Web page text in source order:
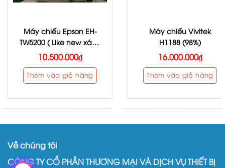
Máy chiếu Epson EH-
TW5200 ( Like new xách
tay)
10.500.000₫
Thêm vào giỏ hàng
Máy chiếu Vivitek
H1188 (98%)
16.000.000₫
Thêm vào giỏ hàng
Về chúng tôi
CÔNG TY CỔ PHẦN THƯƠNG MẠI VÀ DỊCH VỤ THIẾT BỊ